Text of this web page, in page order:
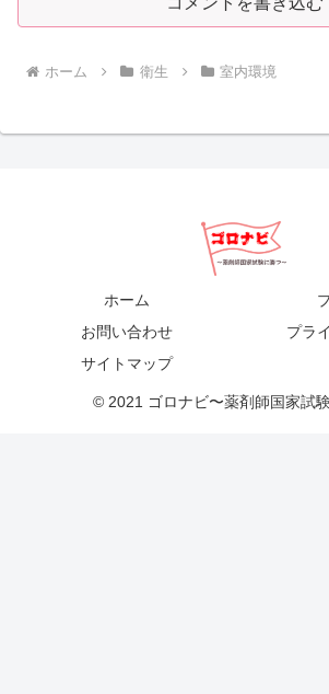
ホーム 衛生 室内環境
ホーム
お問い合わせ
プラ
サイトマップ
© 2021 ゴロナビ〜薬剤師国家試